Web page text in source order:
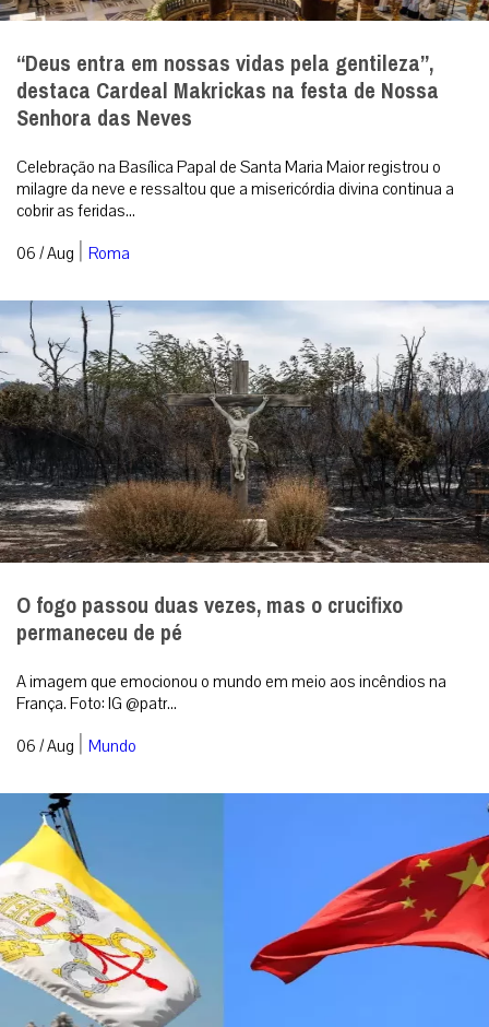
“Deus entra em nossas vidas pela gentileza”,
destaca Cardeal Makrickas na festa de Nossa
Senhora das Neves
Celebração na Basílica Papal de Santa Maria Maior registrou o
milagre da neve e ressaltou que a misericórdia divina continua a
cobrir as feridas...
06 / Aug | Roma
O fogo passou duas vezes, mas o crucifixo
permaneceu de pé
A imagem que emocionou o mundo em meio aos incêndios na
França. Foto: IG @patr...
06 / Aug | Mundo